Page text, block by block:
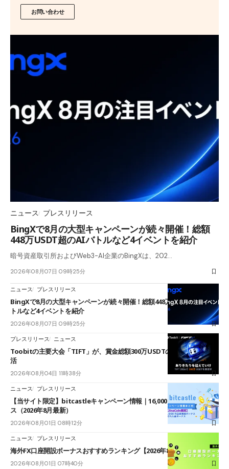
お問い合わせ
ニュース プレスリリース
BingXで8月の大型キャンペーンが続々開催！総額
448万USDT超のAIバトルなど4イベントを紹介
暗号資産取引所およびWeb3-AI企業のBingXは、202…
2026年08月07日 09時25分
ニュース プレスリリース
BingXで8月の大型キャンペーンが続々開催！総額448万USDT超のAIバ
トルなど4イベントを紹介
2026年08月07日 09時25分
プレスリリース ニュース
Toobitの主要大会「TIFT」が、賞金総額300万USDTのレースとして復
活
2026年08月04日 11時38分
ニュース プレスリリース
【当サイト限定】bitcastleキャンペーン情報｜16,000円口座開設ボーナ
ス（2026年8月最新）
2026年08月01日 08時12分
ニュース プレスリリース
海外FX口座開設ボーナスおすすめランキング【2026年8月最新】
2026年08月01日 07時40分